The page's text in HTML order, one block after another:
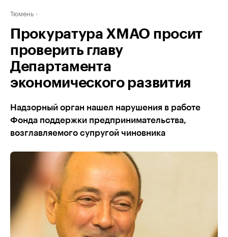
Тюмень
Прокуратура ХМАО просит
проверить главу
Департамента
экономического развития
Надзорный орган нашел нарушения в работе
Фонда поддержки предпринимательства,
возглавляемого супругой чиновника